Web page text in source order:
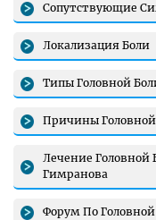
Сопутствующие
Локализация Боли
Типы Головной
Причины
Лечение Головной
Гимранова
Форум По